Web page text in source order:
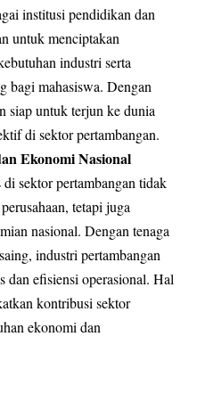
institusi pendidikan dan
untuk menciptakan
industri serta
bagi mahasiswa. Dengan
siap untuk terjun ke dunia
di sektor pertambangan.
Ekonomi Nasional
sektor pertambangan tidak
tetapi juga
nasional. Dengan tenaga
industri pertambangan
dan efisiensi operasional. Hal
kontribusi sektor
ekonomi dan